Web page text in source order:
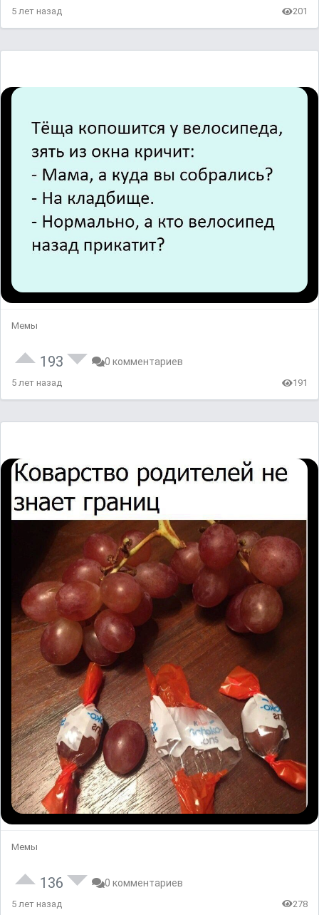
5 лет назад 201
Мемы
193 0 комментариев
5 лет назад 191
Мемы
136 0 комментариев
5 лет назад 278